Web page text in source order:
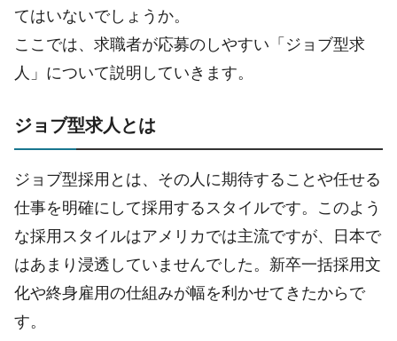
てはいないでしょうか。
ここでは、求職者が応募のしやすい「ジョブ型求
人」について説明していきます。
ジョブ型求人とは
ジョブ型採用とは、その人に期待することや任せる
仕事を明確にして採用するスタイルです。このよう
な採用スタイルはアメリカでは主流ですが、日本で
はあまり浸透していませんでした。新卒一括採用文
化や終身雇用の仕組みが幅を利かせてきたからで
す。